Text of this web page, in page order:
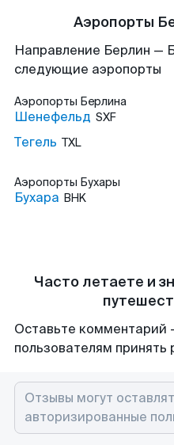
Аэропорты
Направление Берлин —
следующие аэропорты
Аэропорты Берлина
Шенефельд SXF
Тегель TXL
Аэропорты Бухары
Бухара BHK
Часто летаете и
Оставьте комментарий
пользователям принять